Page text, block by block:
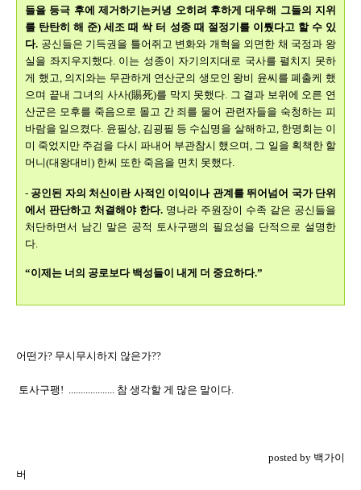
들을 등극 후에 제거하기는커녕 오히려 후하게 대우해 그들의 지위
를 탄탄히 해 준) 세조 때 싹 터 성종 때 절정기를 이뤘다고 할 수 있
다. 공신들은 기득권을 틀어쥐고 변화와 개혁을 외면한 채 국정과 왕
실을 좌지우지했다. 이는 성종이 자기의지대로 국사를 펼치지 못하
게 했고, 의지와는 무관하게 연산군의 생모인 왕비 윤씨를 폐출케 했
으며 끝내 그녀의 사사(賜死)를 막지 못했다. 그 결과 보위에 오른 연
산군은 모후를 죽음으로 몰고 간 죄를 물어 관련자들을 숙청하는 피
바람을 일으켰다. 윤필상, 김굉필 등 수십명을 살해하고, 한명회는 이
미 죽었지만 주검을 다시 파내어 부관참시 했으며, 그 일을 획책한 할
머니(대왕대비) 한씨 또한 죽음을 면치 못했다.
- 공인된 자의 처신이란 사적인 이익이나 관계를 뛰어넘어 국가 단위
에서 판단하고 처결해야 한다. 명나라 주원장이 수족 같은 공신들을
처단하면서 남긴 말은 공적 토사구팽의 필요성을 단적으로 설명한
다.
“이제는 너의 공로보다 백성들이 내게 더 중요하다.”
어떤가? 무시무시하지 않은가??
토사구팽! ................... 참 생각할 게 많은 말이다.
posted by 백가이
버